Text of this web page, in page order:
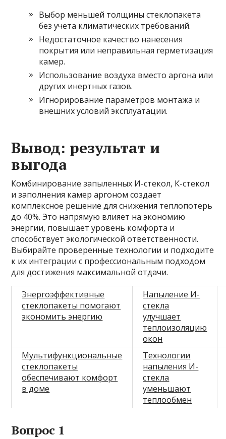
Выбор меньшей толщины стеклопакета
без учета климатических требований.
Недостаточное качество нанесения
покрытия или неправильная герметизация
камер.
Использование воздуха вместо аргона или
других инертных газов.
Игнорирование параметров монтажа и
внешних условий эксплуатации.
Вывод: результат и
выгода
Комбинирование запыленных И-стекол, К-стекол
и заполнения камер аргоном создает
комплексное решение для снижения теплопотерь
до 40%. Это напрямую влияет на экономию
энергии, повышает уровень комфорта и
способствует экологической ответственности.
Выбирайте проверенные технологии и подходите
к их интеграции с профессиональным подходом
для достижения максимальной отдачи.
Энергоэффективные
стеклопакеты помогают
экономить энергию
Напыление И-
стекла
улучшает
теплоизоляцию
окон
Мультифункциональные
стеклопакеты
обеспечивают комфорт
в доме
Технологии
напыления И-
стекла
уменьшают
теплообмен
Вопрос 1